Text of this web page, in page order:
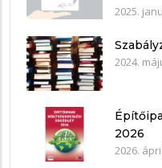
2025.
2024.
2026
2026.